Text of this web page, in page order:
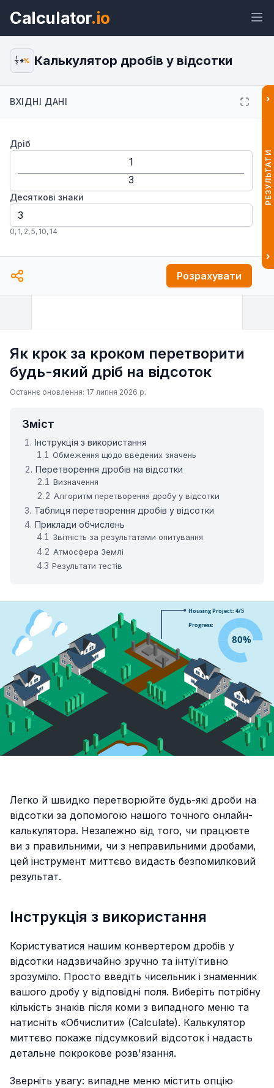
Calculator.io
дробів у відсотки Віджет
1
2
% Калькулятор дробів у відсотки
ВХІДНІ ДАНІ
Дріб
Десяткові знаки
0, 1, 2,5, 10, 14
Розрахувати
›
РЕЗУЛЬТАТИ
›
Як крок за кроком перетворити
будь-який дріб на відсоток
Останнє оновлення: 17 липня 2026 р.
Зміст
Інструкція з використання
Обмеження щодо введених значень
Перетворення дробів на відсотки
Визначення
Алгоритм перетворення дробу у відсотки
Таблиця перетворення дробів у відсотки
Приклади обчислень
Звітність за результатами опитування
Атмосфера Землі
Результати тестів
Легко й швидко перетворюйте будь-які дроби на
відсотки за допомогою нашого точного онлайн-
калькулятора. Незалежно від того, чи працюєте
ви з правильними, чи з неправильними дробами,
цей інструмент миттєво видасть безпомилковий
результат.
Інструкція з використання
Користуватися нашим конвертером дробів у
відсотки надзвичайно зручно та інтуїтивно
зрозуміло. Просто введіть чисельник і знаменник
вашого дробу у відповідні поля. Виберіть потрібну
кількість знаків після коми з випадного меню та
натисніть «Обчислити» (Calculate). Калькулятор
миттєво покаже підсумковий відсоток і надасть
детальне покрокове розв'язання.
Зверніть увагу: випадне меню містить опцію